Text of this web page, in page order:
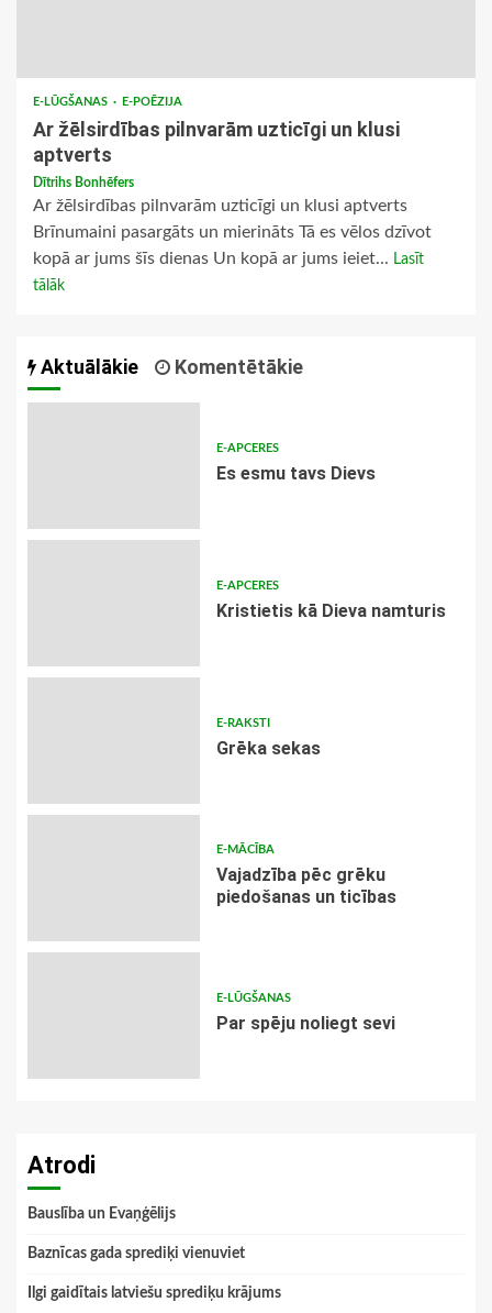
E-LŪGŠANAS E-POĒZIJA
Ar žēlsirdības pilnvarām uzticīgi un klusi
aptverts
Dītrihs Bonhēfers
Ar žēlsirdības pilnvarām uzticīgi un klusi aptverts
Brīnumaini pasargāts un mierināts Tā es vēlos dzīvot
kopā ar jums šīs dienas Un kopā ar jums ieiet... Lasīt
tālāk
Aktuālākie Komentētākie
E-APCERES
Es esmu tavs Dievs
E-APCERES
Kristietis kā Dieva namturis
E-RAKSTI
Grēka sekas
E-MĀCĪBA
Vajadzība pēc grēku
piedošanas un ticības
E-LŪGŠANAS
Par spēju noliegt sevi
Atrodi
Bauslība un Evaņģēlijs
Baznīcas gada sprediķi vienuviet
Ilgi gaidītais latviešu sprediķu krājums